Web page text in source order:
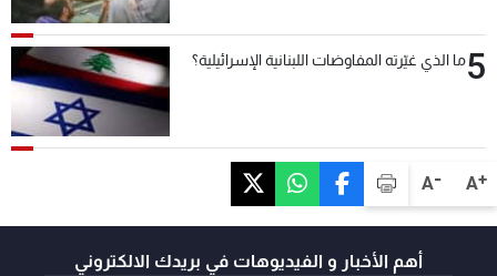
A+
A-
5ما الذي غيّرته المفاوضات اللبنانية الإسرائيلية؟
أهم الأخبار و الفيديوهات في بريدك الالكتروني